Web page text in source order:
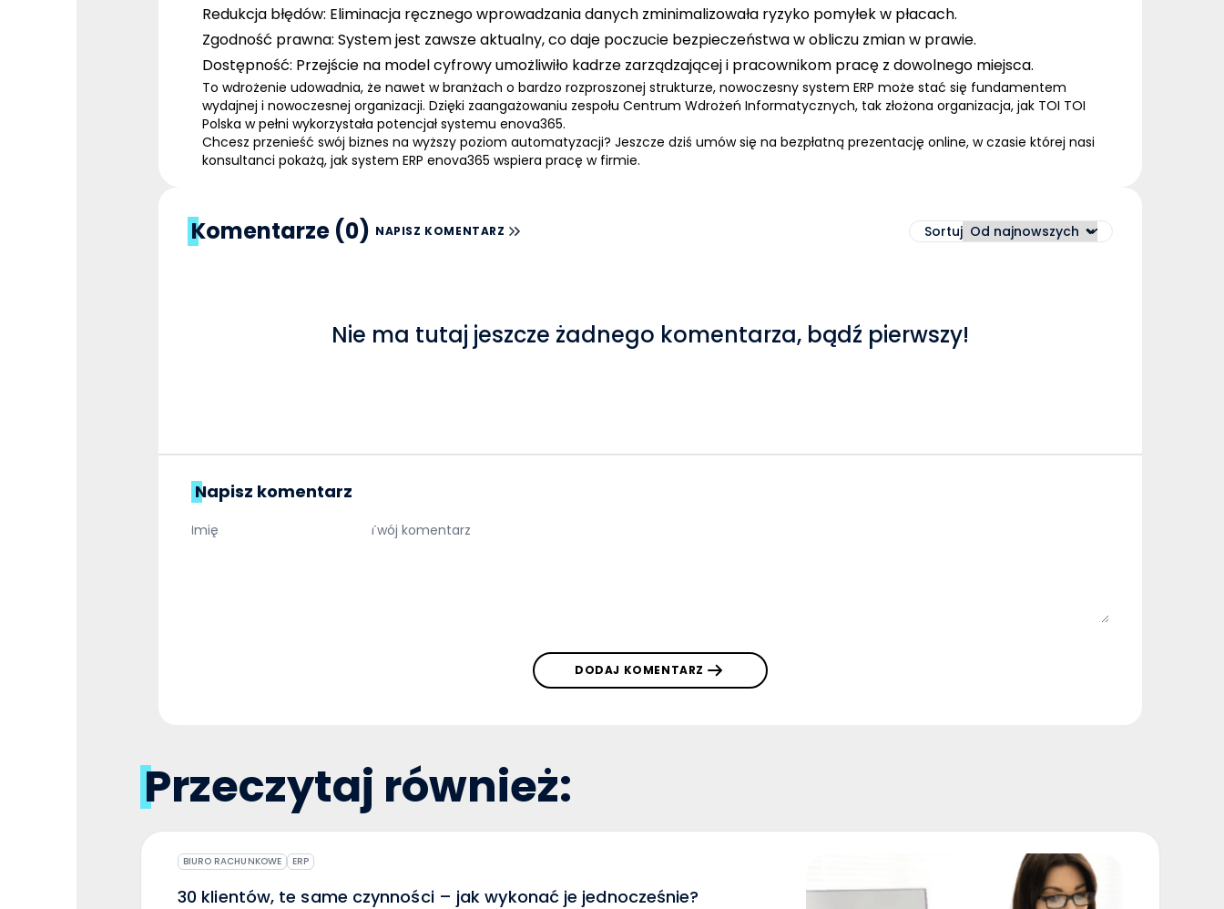
Redukcja błędów: Eliminacja ręcznego wprowadzania danych zminimalizowała ryzyko pomyłek w płacach.
Zgodność prawna: System jest zawsze aktualny, co daje poczucie bezpieczeństwa w obliczu zmian w prawie.
Dostępność: Przejście na model cyfrowy umożliwiło kadrze zarządzającej i pracownikom pracę z dowolnego miejsca.
To wdrożenie udowadnia, że nawet w branżach o bardzo rozproszonej strukturze, nowoczesny system ERP może stać się fundamentem
wydajnej i nowoczesnej organizacji. Dzięki zaangażowaniu zespołu Centrum Wdrożeń Informatycznych, tak złożona organizacja, jak TOI TOI
Polska w pełni wykorzystała potencjał systemu enova365.
Chcesz przenieść swój biznes na wyższy poziom automatyzacji? Jeszcze dziś umów się na bezpłatną prezentację online, w czasie której nasi
konsultanci pokażą, jak system ERP enova365 wspiera pracę w firmie.
Komentarze (0) NAPISZ KOMENTARZ Sortuj
Nie ma tutaj jeszcze żadnego komentarza, bądź pierwszy!
Napisz komentarz
DODAJ KOMENTARZ
Przeczytaj również:
BIURO RACHUNKOWE ERP
30 klientów, te same czynności – jak wykonać je jednocześnie?